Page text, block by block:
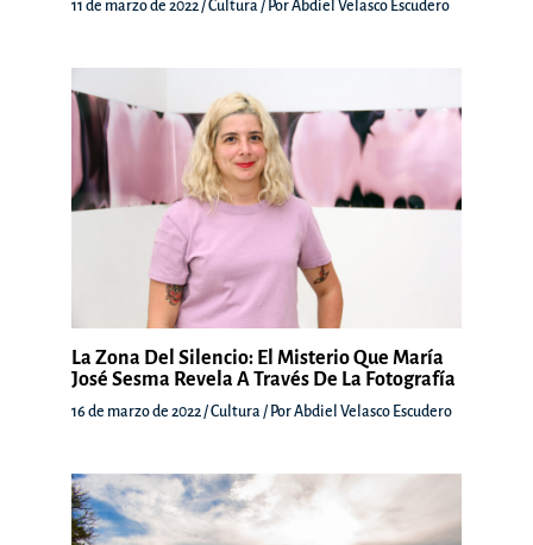
11 de marzo de 2022/Cultura / PorAbdiel Velasco Escudero
La Zona Del Silencio: El Misterio Que María
José Sesma Revela A Través De La Fotografía
16 de marzo de 2022 /Cultura / PorAbdiel Velasco Escudero